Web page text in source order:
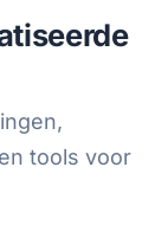
tools voor